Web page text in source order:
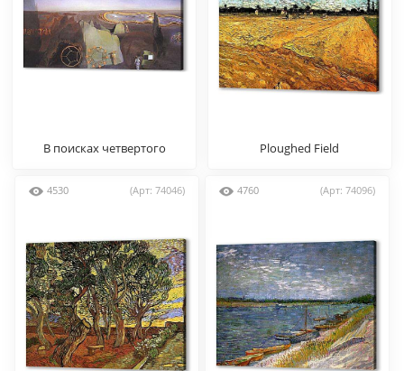
В поисках четвертого
Ploughed Field
4530 (Арт: 74046) 4760 (Арт: 74096)